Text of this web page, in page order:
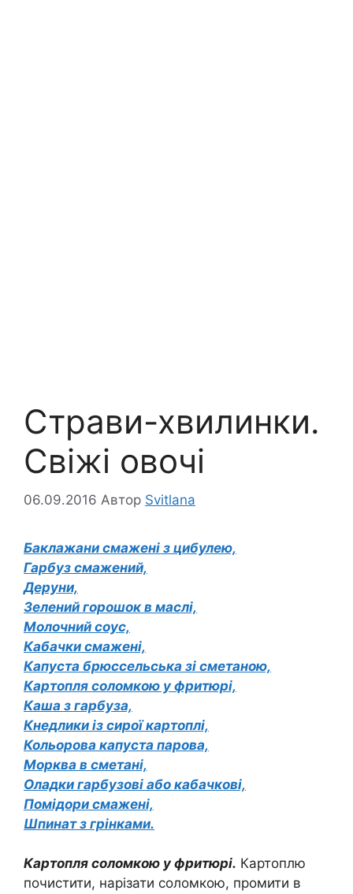
Страви-хвилинки.
Свіжі овочі
06.09.2016 Автор Svitlana
Баклажани смажені з цибулею,
Гарбуз смажений,
Деруни,
Зелений горошок в маслі,
Молочний соус,
Кабачки смажені,
Капуста брюссельська зі сметаною,
Картопля соломкою у фритюрі,
Каша з гарбуза,
Кнедлики із сирої картоплі,
Кольорова капуста парова,
Морква в сметані,
Оладки гарбузові або кабачкові,
Помідори смажені,
Шпинат з грінками.
Картопля соломкою у фритюрі. Картоплю
почистити, нарізати соломкою, промити в